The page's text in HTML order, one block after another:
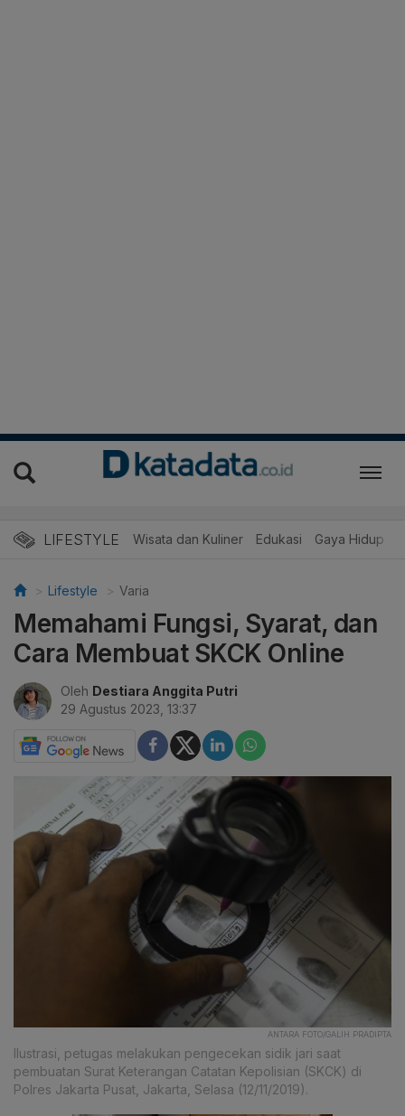
LIFESTYLE Wisata dan Kuliner Edukasi Gaya Hidup
Lifestyle Varia
Memahami Fungsi, Syarat, dan
Cara Membuat SKCK Online
Oleh Destiara Anggita Putri
29 Agustus 2023, 13:37
ANTARA FOTO/GALIH PRADIPTA
Ilustrasi, petugas melakukan pengecekan sidik jari saat
pembuatan Surat Keterangan Catatan Kepolisian (SKCK) di
Polres Jakarta Pusat, Jakarta, Selasa (12/11/2019).